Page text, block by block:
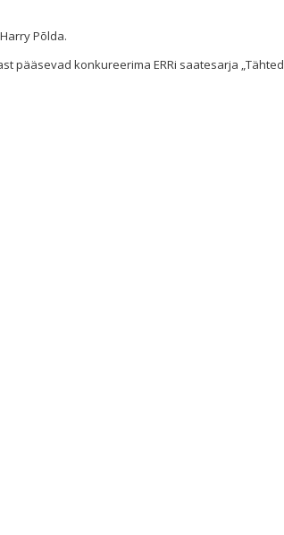
Põlda.
pääsevad konkureerima ERRi saatesarja